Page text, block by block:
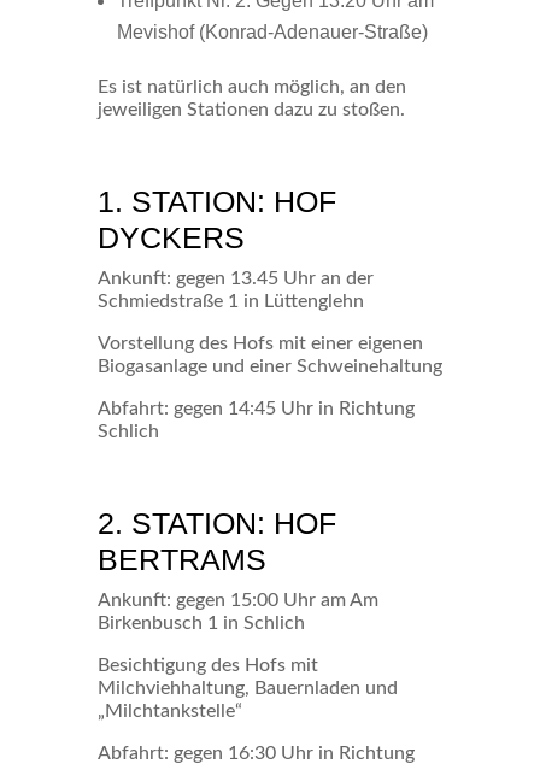
Mevishof (Konrad-Adenauer-Straße)
Es ist natürlich auch möglich, an den
jeweiligen Stationen dazu zu stoßen.
1. STATION: HOF
DYCKERS
Ankunft: gegen 13.45 Uhr an der
Schmiedstraße 1 in Lüttenglehn
Vorstellung des Hofs mit einer eigenen
Biogasanlage und einer Schweinehaltung
Abfahrt: gegen 14:45 Uhr in Richtung
Schlich
2. STATION: HOF
BERTRAMS
Ankunft: gegen 15:00 Uhr am Am
Birkenbusch 1 in Schlich
Besichtigung des Hofs mit
Milchviehhaltung, Bauernladen und
„Milchtankstelle“
Abfahrt: gegen 16:30 Uhr in Richtung